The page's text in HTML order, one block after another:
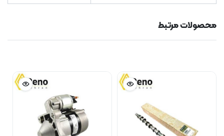
محصولات مرتبط